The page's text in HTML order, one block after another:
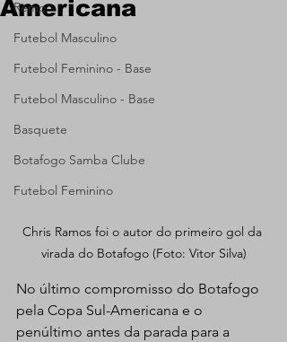
Remo
Futebol Masculino
Futebol Feminino - Base
Futebol Masculino - Base
Basquete
Botafogo Samba Clube
Futebol Feminino
Americana
Chris Ramos foi o autor do primeiro gol da
virada do Botafogo (Foto: Vitor Silva)
No último compromisso do Botafogo
pela Copa Sul-Americana e o
penúltimo antes da parada para a